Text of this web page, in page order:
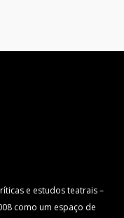
e estudos teatrais –
como um espaço de